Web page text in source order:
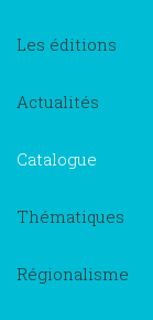
Les éditions
Actualités
Catalogue
Thématiques
Régionalisme